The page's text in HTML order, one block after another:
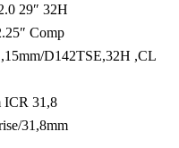
29″ 32H
Comp
D142TSE,32H ,CL
ICR 31,8
31,8mm